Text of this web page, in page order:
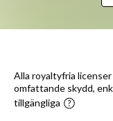
Alla royaltyfria
omfattande skydd,
tillgängliga